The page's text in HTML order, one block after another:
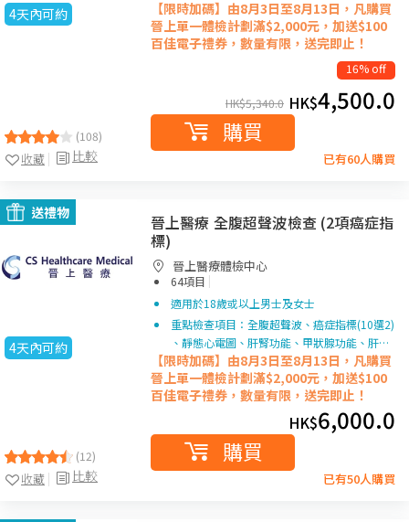
4天內可約
(108)
比較
收藏
【限時加碼】由8月3日至8月13日，凡購買
晉上單一體檢計劃滿$2,000元，加送$100
百佳電子禮券，數量有限，送完即止！
16% off
HK$5,340.0 HK$4,500.0
購買
已有60人購買
送禮物
4天內可約
(12)
比較
收藏
晉上醫療 全腹超聲波檢查 (2項癌症指
標)
晉上醫療體檢中心
64項目 |
適用於18歲或以上男士及女士
重點檢查項目：全腹超聲波、癌症指標(10選2)
、靜態心電圖、肝腎功能、甲狀腺功能、肝…
【限時加碼】由8月3日至8月13日，凡購買
晉上單一體檢計劃滿$2,000元，加送$100
百佳電子禮券，數量有限，送完即止！
HK$6,000.0
購買
已有50人購買